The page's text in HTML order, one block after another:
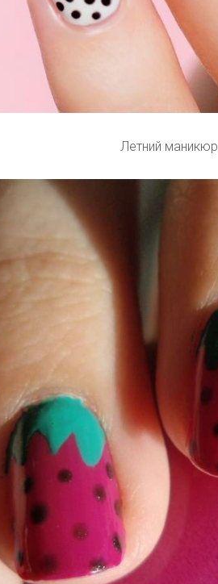
Летний маникюр